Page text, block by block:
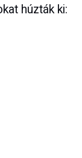
húzták ki: